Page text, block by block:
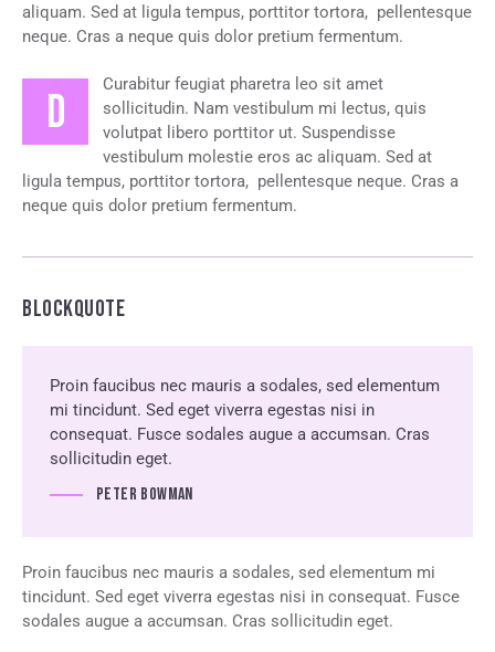
aliquam. Sed at ligula tempus, porttitor tortora, pellentesque
neque. Cras a neque quis dolor pretium fermentum.
D
Curabitur feugiat pharetra leo sit amet
sollicitudin. Nam vestibulum mi lectus, quis
volutpat libero porttitor ut. Suspendisse
vestibulum molestie eros ac aliquam. Sed at
ligula tempus, porttitor tortora, pellentesque neque. Cras a
neque quis dolor pretium fermentum.
BLOCKQUOTE
Proin faucibus nec mauris a sodales, sed elementum
mi tincidunt. Sed eget viverra egestas nisi in
consequat. Fusce sodales augue a accumsan. Cras
sollicitudin eget.
Peter Bowman
Proin faucibus nec mauris a sodales, sed elementum mi
tincidunt. Sed eget viverra egestas nisi in consequat. Fusce
sodales augue a accumsan. Cras sollicitudin eget.